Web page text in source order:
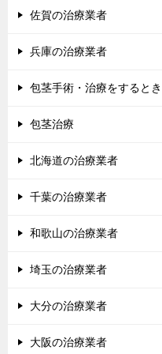
佐賀の治療業者
兵庫の治療業者
包茎手術・治療をすると
包茎治療
北海道の治療業者
千葉の治療業者
和歌山の治療業者
埼玉の治療業者
大分の治療業者
大阪の治療業者